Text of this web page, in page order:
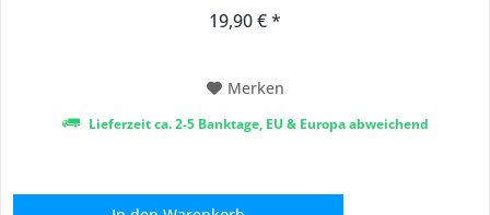
Ordnung] – Die Kamera Tasche bietet Platz für eine
19,90 € *
Merken
Lieferzeit ca. 2-5 Banktage, EU & Europa abweichend